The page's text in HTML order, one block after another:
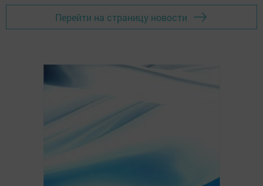
Перейти на страницу новости